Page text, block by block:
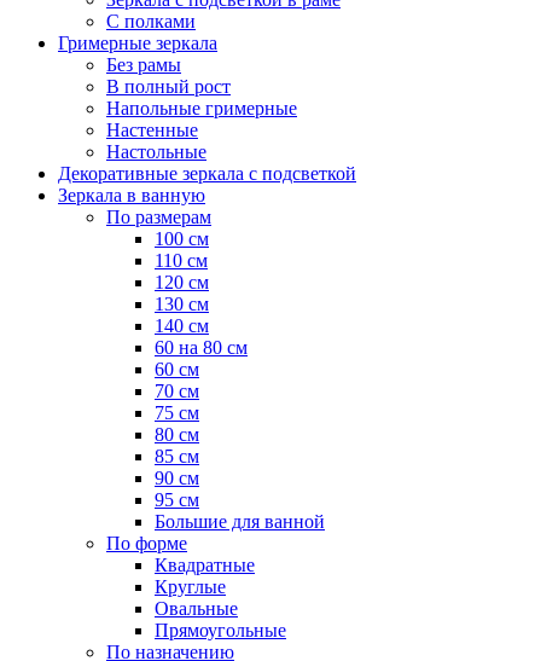
С полками
Гримерные зеркала
Без рамы
В полный рост
Напольные гримерные
Настенные
Настольные
Декоративные зеркала с подсветкой
Зеркала в ванную
По размерам
100 см
110 см
120 см
130 см
140 см
60 на 80 см
60 см
70 см
75 см
80 см
85 см
90 см
95 см
Большие для ванной
По форме
Квадратные
Круглые
Овальные
Прямоугольные
По назначению